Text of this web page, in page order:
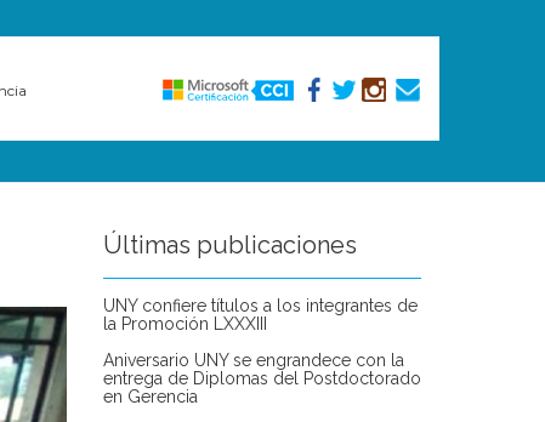
Últimas publicaciones
UNY confiere títulos a los integrantes de
la Promoción LXXXIII
Aniversario UNY se engrandece con la
entrega de Diplomas del Postdoctorado
en Gerencia